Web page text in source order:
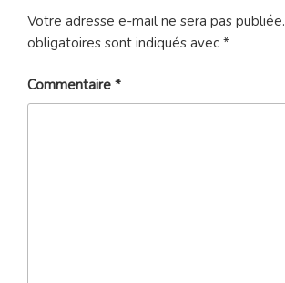
Votre adresse e-mail ne sera pas publiée.
obligatoires sont indiqués avec *
Commentaire *